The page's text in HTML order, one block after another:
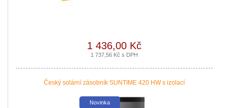
1 436,00 Kč
1 737,56 Kč s DPH
Český solární zásobník SUNTIME 420 HW s izolací
Novinka